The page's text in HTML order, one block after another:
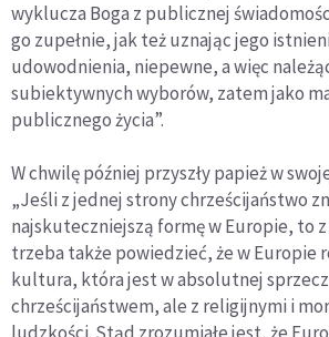
wyklucza Boga z publicznej
go zupełnie, jak też uznając jego
udowodnienia, niepewne, a więc
subiektywnych wyborów, zatem jako
publicznego życia”.
W chwilę później przyszły papież w
„Jeśli z jednej strony chrześcijaństwo
najskuteczniejszą formę w Europie, to
trzeba także powiedzieć, że w Europie
kultura, która jest w absolutnej
chrześcijaństwem, ale z religijnymi i